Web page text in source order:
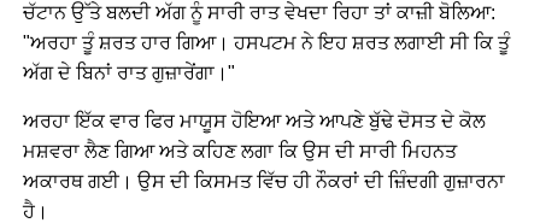
ਚੱਟਾਨ ਉੱਤੇ ਬਲਦੀ ਅੱਗ ਨੂੰ ਸਾਰੀ ਰਾਤ ਵੇਖਦਾ ਰਿਹਾ ਤਾਂ ਕਾਜ਼ੀ ਬੋਲਿਆ:
"ਅਰਹਾ ਤੂੰ ਸ਼ਰਤ ਹਾਰ ਗਿਆ। ਹਸਪਟਮ ਨੇ ਇਹ ਸ਼ਰਤ ਲਗਾਈ ਸੀ ਕਿ ਤੂੰ
ਅੱਗ ਦੇ ਬਿਨਾਂ ਰਾਤ ਗੁਜ਼ਾਰੇਂਗਾ।"
ਅਰਹਾ ਇੱਕ ਵਾਰ ਫਿਰ ਮਾਯੂਸ ਹੋਇਆ ਅਤੇ ਆਪਣੇ ਬੁੱਢੇ ਦੋਸਤ ਦੇ ਕੋਲ
ਮਸ਼ਵਰਾ ਲੈਣ ਗਿਆ ਅਤੇ ਕਹਿਣ ਲਗਾ ਕਿ ਉਸ ਦੀ ਸਾਰੀ ਮਿਹਨਤ
ਅਕਾਰਥ ਗਈ। ਉਸ ਦੀ ਕਿਸਮਤ ਵਿੱਚ ਹੀ ਨੌਕਰਾਂ ਦੀ ਜ਼ਿੰਦਗੀ ਗੁਜ਼ਾਰਨਾ
ਹੈ।